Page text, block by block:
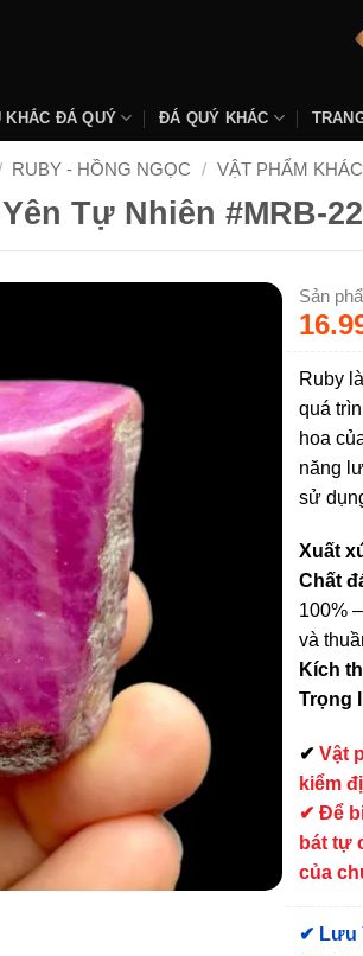
KHẮC ĐÁ QUÝ ĐÁ QUÝ KHÁC
RUBY - HỒNG NGỌC / VẬT PHẨM KHÁC
Tự Nhiên #MRB-
Sản
Ruby
quá
hoa
năng
sử
Xuất
Chất
100%
và
Kích
Trọng
✔Vật
kiểm
✔ Để
bát tự
của
✔ Lưu